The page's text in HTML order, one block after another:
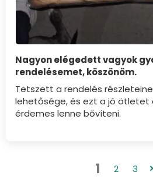
Nagyon elégedett vagyok
rendelésemet, köszönöm.
Tetszett a rendelés
lehetősége, és ezt a jó ötletet
érdemes lenne bővíteni.
1 2 3